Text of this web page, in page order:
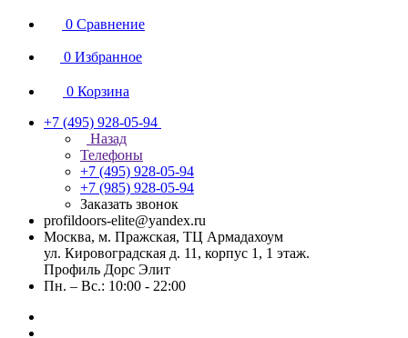
0 Сравнение
0 Избранное
0 Корзина
+7 (495) 928-05-94
Назад
Телефоны
+7 (495) 928-05-94
+7 (985) 928-05-94
Заказать звонок
profildoors-elite@yandex.ru
Москва, м. Пражская, ТЦ Армадахоум
ул. Кировоградская д. 11, корпус 1, 1 этаж.
Профиль Дорс Элит
Пн. – Вс.: 10:00 - 22:00